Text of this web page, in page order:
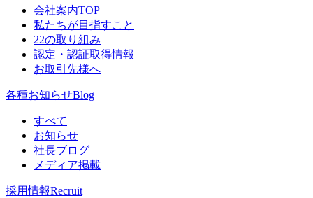
会社案内TOP
私たちが目指すこと
22の取り組み
認定・認証取得情報
お取引先様へ
各種お知らせBlog
すべて
お知らせ
社長ブログ
メディア掲載
採用情報Recruit